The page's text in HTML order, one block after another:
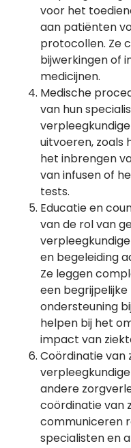
voor het
aan patiënten
protocollen. Ze
bijwerkingen of
medicijnen.
Medische
van hun
uitvoeren, zoals
het inbrengen
van infusen of
tests.
Educatie en
van de rol van
en begeleiding
Ze leggen
een
ondersteuning
helpen bij het
impact van
Coördinatie van
andere
coördinatie van
communiceren
specialisten en